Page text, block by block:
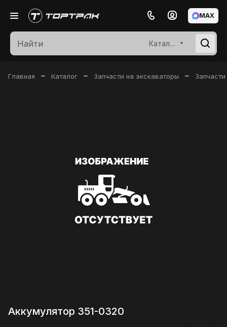
Каталог
MAX
Главная – Каталог – Запчасти на экскаваторы –
Аккумулятор 351-0320